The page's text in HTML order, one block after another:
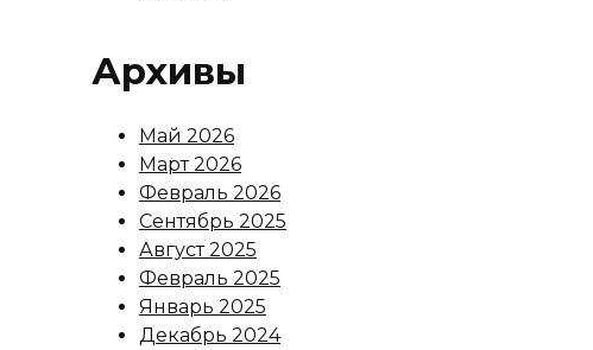
Архивы
Май 2026
Март 2026
Февраль 2026
Сентябрь 2025
Август 2025
Февраль 2025
Январь 2025
Декабрь 2024